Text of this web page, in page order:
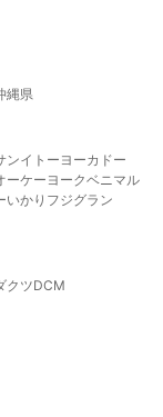
縄県
ンイトーヨーカドー
ーケー ヨークベニマル
いかり フジグラン
クツDCM